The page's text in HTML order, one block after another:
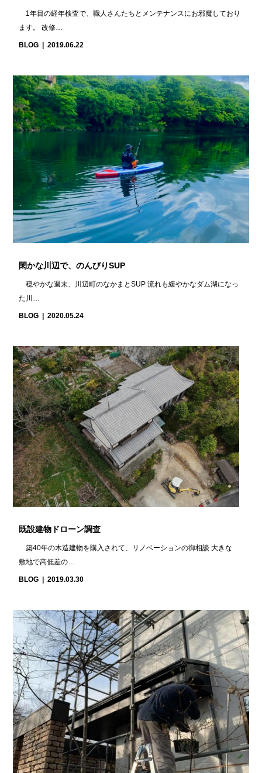
1年目の経年検査で、職人さんたちとメンテナンスにお邪魔しており
ます。 改修…
BLOG 2019.06.22
閑かな川辺で、のんびりSUP
穏やかな週末、川辺町のなかまとSUP 流れも緩やかなダム湖になっ
た川…
BLOG 2020.05.24
既設建物ドローン調査
築40年の木造建物を購入されて、リノベーションの御相談 大きな
敷地で高低差の…
BLOG 2019.03.30